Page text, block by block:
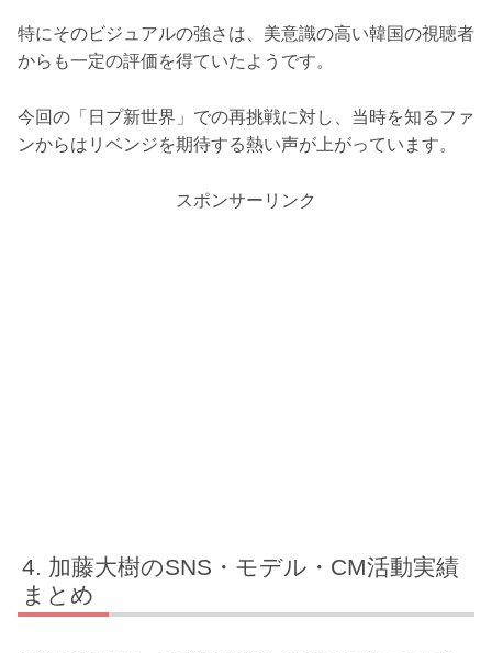
特にそのビジュアルの強さは、美意識の高い韓国の視聴者
からも一定の評価を得ていたようです。
今回の「日プ新世界」での再挑戦に対し、当時を知るファ
ンからはリベンジを期待する熱い声が上がっています。
スポンサーリンク
加藤大樹のSNS・モデル・CM活動実績
まとめ